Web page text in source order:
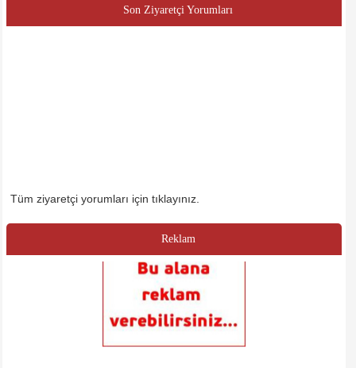
Son Ziyaretçi Yorumları
Tüm ziyaretçi yorumları için tıklayınız.
Reklam